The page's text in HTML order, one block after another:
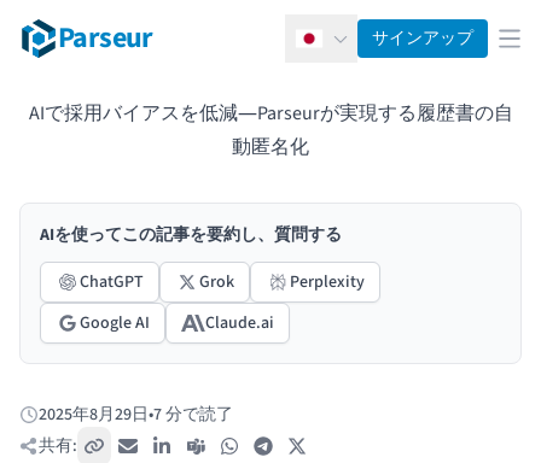
Parseur 日本語サインアップ メ
AIで採用バイアスを低減―Parseurが実現する履歴書の自
動匿名化
AIを使ってこの記事を要約し、質問する
ChatGPT
Grok
Perplexity
Google AI
Claude.ai
公開日:
2025年8月29日•7 分で読了
共有:
リンクをコピー
メールLinkedIn
Teams WhatsAppTelegram